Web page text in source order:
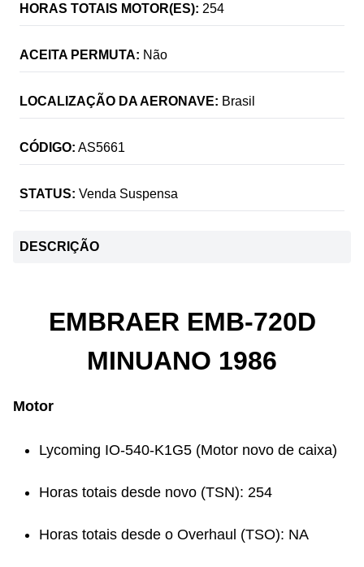
HORAS TOTAIS MOTOR(ES): 254
ACEITA PERMUTA: Não
LOCALIZAÇÃO DA AERONAVE: Brasil
CÓDIGO: AS5661
STATUS: Venda Suspensa
DESCRIÇÃO
EMBRAER EMB-720D
MINUANO 1986
Motor
Lycoming IO-540-K1G5 (Motor novo de caixa)
Horas totais desde novo (TSN): 254
Horas totais desde o Overhaul (TSO): NA